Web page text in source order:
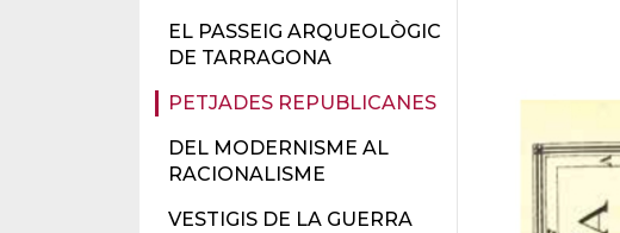
EL PASSEIG ARQUEOLÒGIC
DE TARRAGONA
PETJADES REPUBLICANES
DEL MODERNISME AL
RACIONALISME
VESTIGIS DE LA GUERRA